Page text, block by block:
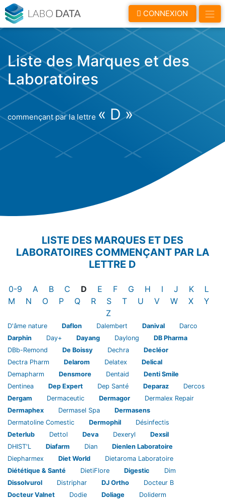
CONNEXION
Liste des Marques et des
Laboratoires
commençant par la lettre « D »
LISTE DES MARQUES ET DES
LABORATOIRES COMMENÇANT PAR LA
LETTRE D
Laboratoires et Marques
0-9 Laboratoires et Marques
A Laboratoires et Marques
B Laboratoires et Marques
C D Laboratoires et Marques
E Laboratoires et Marques
F Laboratoires et Marques
G Laboratoires et
H Laboratoires et
I Laboratoires
J K
L
Laboratoires et Marques
M Laboratoires et Marques
N Laboratoires et Marques
O Laboratoires et Marques
P Laboratoires et Marques
Q Laboratoires et Marques
R Laboratoires et Marques
S Laboratoires et Marques
T Laboratoires et
U Laboratoires et
V Laboratoires
W X
Y
Laboratoires et Marques
Z
D'âme nature Daflon Dalembert Danival
Darco
Darphin
Day+ Dayang Daylong
DB Pharma
DBb-Remond
De Boissy Dechra
Decléor
Dectra Pharm
Delarom Delatex
Delical
Demapharm
Densmore Dentaid
Denti Smile
Dentinea
Dep Expert Dep Santé Deparaz
Dercos
Dergam
Dermaceutic Dermagor
Dermalex Repair
Dermaphex
Dermasel Spa
Dermasens
Dermatoline Comestic
Dermophil
Désinfectis
Deterlub
Dettol Deva Dexeryl
Dexsil
DHIST'L
Diafarm Dian
Dienlen Laboratoire
Diepharmex
Diet World
Dietaroma Laboratoire
Diététique & Santé
DietiFlore Digestic
Dim
Dissolvurol
Distriphar DJ Ortho
Docteur B
Docteur Valnet
Dodie Doliage
Doliderm